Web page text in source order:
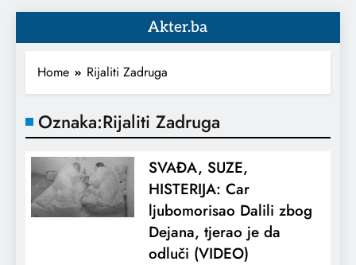
Akter.ba
Home Rijaliti Zadruga
Oznaka:Rijaliti Zadruga
SVAĐA, SUZE,
HISTERIJA: Car
ljubomorisao Dalili zbog
Dejana, tjerao je da
odluči (VIDEO)